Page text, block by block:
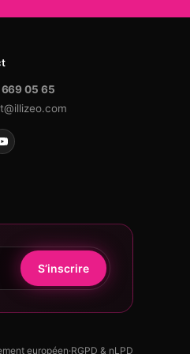
669 05 65
S’inscrire
européen·RGPD & nLPD